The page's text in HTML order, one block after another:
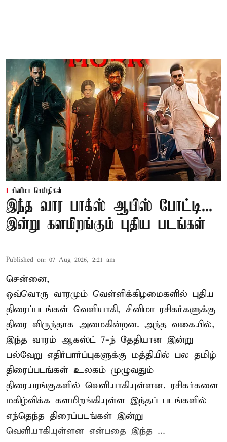
சினிமா செய்திகள்
இந்த வார பாக்ஸ் ஆபிஸ் போட்டி...
இன்று களமிறங்கும் புதிய படங்கள்
Published on: 07 Aug 2026, 2:21 am
சென்னை,
ஒவ்வொரு வாரமும் வெள்ளிக்கிழமைகளில் புதிய
திரைப்படங்கள் வெளியாகி, சினிமா ரசிகர்களுக்கு
திரை விருந்தாக அமைகின்றன. அந்த வகையில்,
இந்த வாரம் ஆகஸ்ட் 7-ந் தேதியான இன்று
பல்வேறு எதிர்பார்ப்புகளுக்கு மத்தியில் பல தமிழ்
திரைப்படங்கள் உலகம் முழுவதும்
திரையரங்குகளில் வெளியாகியுள்ளன. ரசிகர்களை
மகிழ்விக்க களமிறங்கியுள்ள இந்தப் படங்களில்
எந்தெந்த திரைப்படங்கள் இன்று
வெளியாகியுள்ளன என்பதை இந்த ...